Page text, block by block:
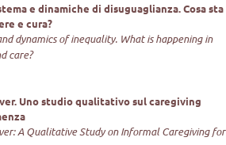
e dinamiche di disuguaglianza. Cosa sta
e cura?
dynamics of inequality. What is happening in
care?
Uno studio qualitativo sul caregiving
A Qualitative Study on Informal Caregiving for